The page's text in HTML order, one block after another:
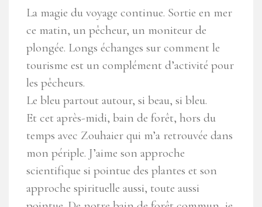
La magie du voyage continue. Sortie en mer
ce matin, un pêcheur, un moniteur de
plongée. Longs échanges sur comment le
tourisme est un complément d’activité pour
les pêcheurs.
Le bleu partout autour, si beau, si bleu.
Et cet après-midi, bain de forêt, hors du
temps avec Zouhaier qui m’a retrouvée dans
mon périple. J’aime son approche
scientifique si pointue des plantes et son
approche spirituelle aussi, toute aussi